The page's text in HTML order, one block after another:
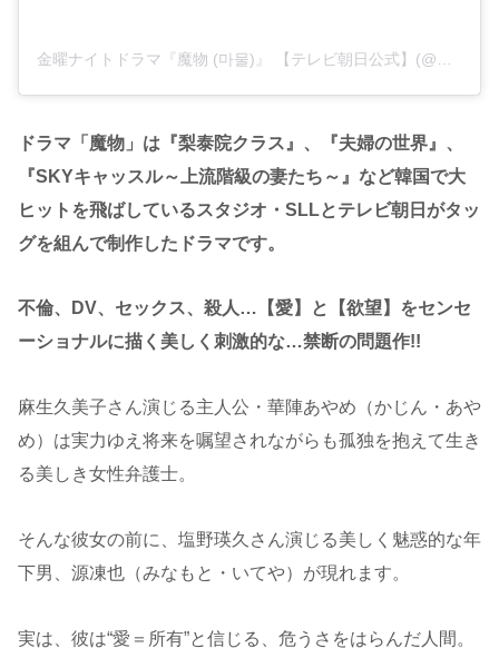
ドラマ「魔物」は『梨泰院クラス』、『夫婦の世界』、
『SKYキャッスル～上流階級の妻たち～』など韓国で大
ヒットを飛ばしているスタジオ・SLLとテレビ朝日がタッ
グを組んで制作したドラマです。
不倫、DV、セックス、殺人…【愛】と【欲望】をセンセ
ーショナルに描く美しく刺激的な…禁断の問題作!!
麻生久美子さん演じる主人公・華陣あやめ（かじん・あや
め）は実力ゆえ将来を嘱望されながらも孤独を抱えて生き
る美しき女性弁護士。
そんな彼女の前に、塩野瑛久さん演じる美しく魅惑的な年
下男、源凍也（みなもと・いてや）が現れます。
実は、彼は“愛＝所有”と信じる、危うさをはらんだ人間。